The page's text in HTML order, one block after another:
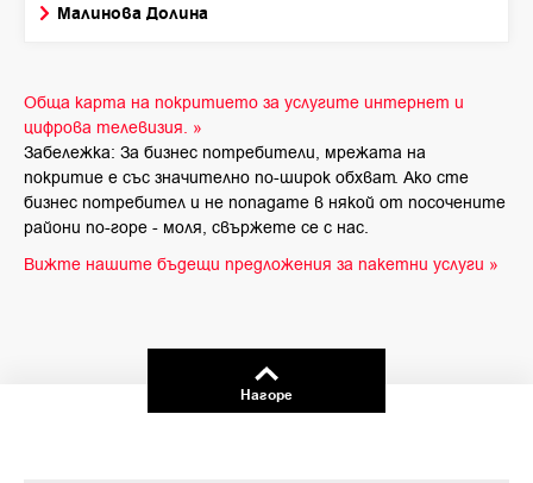
Малинова Долина
Обща карта на покритието за услугите интернет и
цифрова телевизия. »
Забележка: За бизнес потребители, мрежата на
покритие е със значително по-широк обхват. Ако сте
бизнес потребител и не попадате в някой от посочените
райони по-горе - моля, свържете се с нас.
Вижте нашите бъдещи предложения за пакетни услуги »
Нагоре